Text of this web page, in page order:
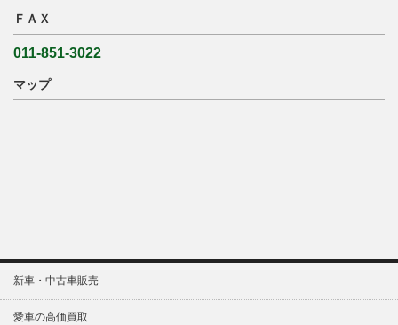
ＦＡＸ
011-851-3022
マップ
新車・中古車販売
愛車の高価買取